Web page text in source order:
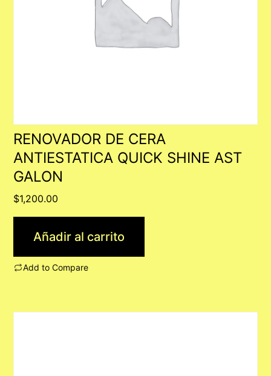
RENOVADOR DE CERA
ANTIESTATICA QUICK SHINE AST
GALON
$1,200.00
Añadir al carrito
Add to Compare